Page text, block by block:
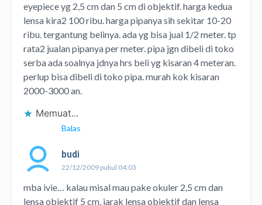
eyepiece yg 2,5 cm dan 5 cm di objektif. harga kedua
lensa kira2 100 ribu. harga pipanya sih sekitar 10-20
ribu. tergantung belinya. ada yg bisa jual 1/2 meter. tp
rata2 jualan pipanya per meter. pipa jgn dibeli di toko
serba ada soalnya jdnya hrs beli yg kisaran 4 meteran.
perlup bisa dibeli di toko pipa. murah kok kisaran
2000-3000 an.
Memuat...
Balas
budi
22/12/2009 pukul 04:03
mba ivie… kalau misal mau pake okuler 2,5 cm dan
lensa objektif 5 cm, jarak lensa objektif dan lensa